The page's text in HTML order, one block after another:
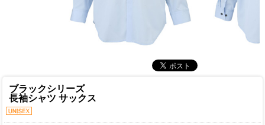
ブラックシリーズ
長袖シャツ サックス